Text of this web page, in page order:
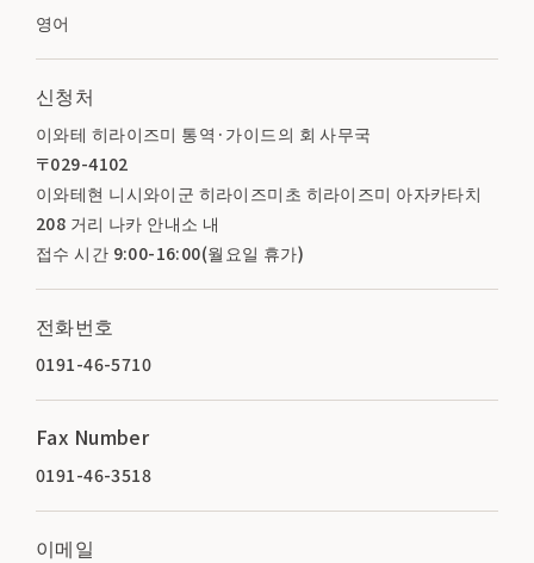
영어
신청처
이와테 히라이즈미 통역·가이드의 회 사무국
〒029-4102
이와테현 니시와이군 히라이즈미초 히라이즈미 아자카타치
208 거리 나카 안내소 내
접수 시간 9:00-16:00(월요일 휴가)
전화번호
0191-46-5710
Fax Number
0191-46-3518
이메일